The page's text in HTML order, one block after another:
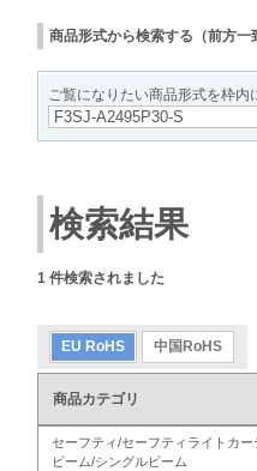
商品形式から検索する（前方一
ご覧になりたい商品形式を枠
検索結果
1 件検索されました
EU RoHS 中国RoHS
商品カテゴリ
セーフティ/セーフティライトカー
ビーム/シングルビーム